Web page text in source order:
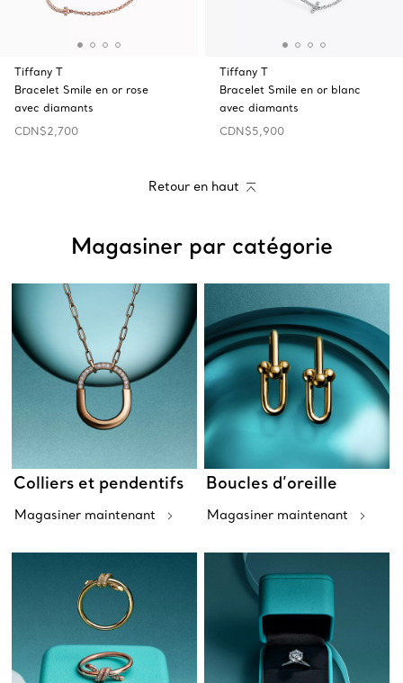
Tiffany T
Bracelet Smile en or rose
avec diamants
CDN$2,700
Tiffany T
Bracelet Smile en or blanc
avec diamants
CDN$5,900
Retour en haut
Magasiner par catégorie
Colliers et pendentifs
Magasiner maintenant
Boucles d’oreille
Magasiner maintenant